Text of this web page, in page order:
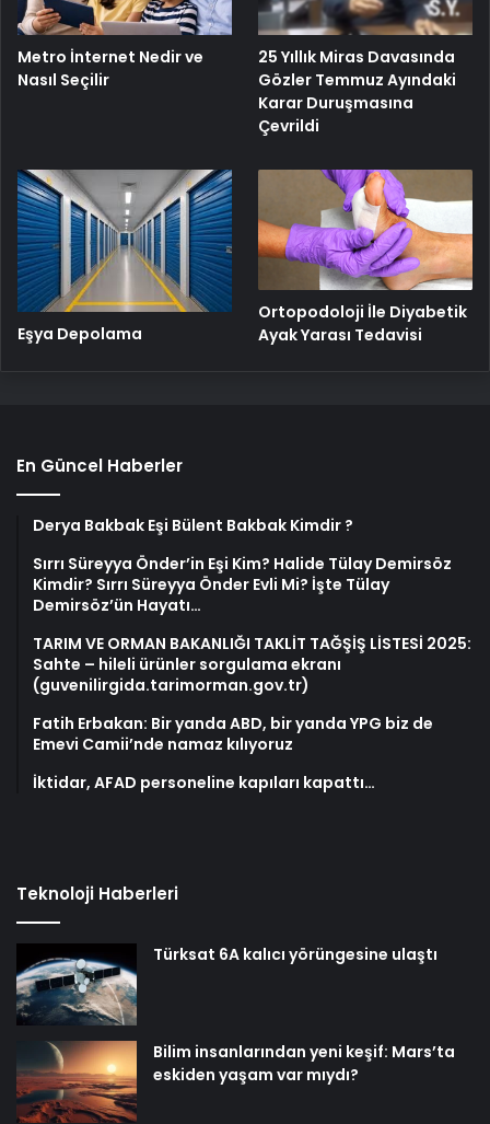
Metro İnternet Nedir ve
Nasıl Seçilir
25 Yıllık Miras Davasında
Gözler Temmuz Ayındaki
Karar Duruşmasına
Çevrildi
Eşya Depolama
Ortopodoloji İle Diyabetik
Ayak Yarası Tedavisi
En Güncel Haberler
Derya Bakbak Eşi Bülent Bakbak Kimdir ?
Sırrı Süreyya Önder’in Eşi Kim? Halide Tülay Demirsöz
Kimdir? Sırrı Süreyya Önder Evli Mi? İşte Tülay
Demirsöz’ün Hayatı…
TARIM VE ORMAN BAKANLIĞI TAKLİT TAĞŞİŞ LİSTESİ 2025:
Sahte – hileli ürünler sorgulama ekranı
(guvenilirgida.tarimorman.gov.tr)
Fatih Erbakan: Bir yanda ABD, bir yanda YPG biz de
Emevi Camii’nde namaz kılıyoruz
İktidar, AFAD personeline kapıları kapattı…
Teknoloji Haberleri
Türksat 6A kalıcı yörüngesine ulaştı
Bilim insanlarından yeni keşif: Mars’ta
eskiden yaşam var mıydı?